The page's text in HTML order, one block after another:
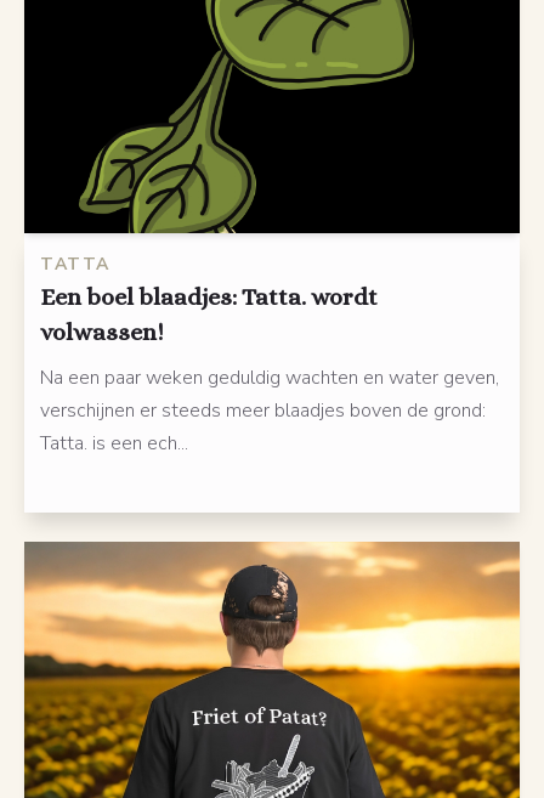
TATTA
Een boel blaadjes: Tatta. wordt
volwassen!
Na een paar weken geduldig wachten en water geven,
verschijnen er steeds meer blaadjes boven de grond:
Tatta. is een ech...